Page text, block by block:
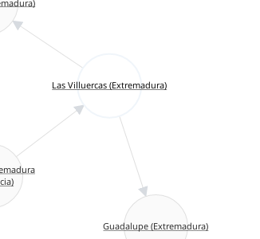
Las Villuercas (Extremadura)
Guadalupe (Extremadura)